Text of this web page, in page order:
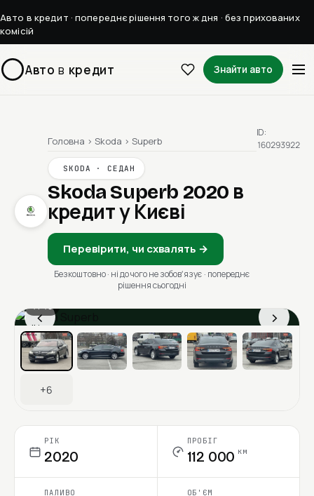
Авто в кредит · попереднє рішення того ж дня · без прихованих
комісій
Авто в кредит Знайти авто
Головна › Skoda › Superb
SKODA · СЕДАН
Skoda Superb 2020 в
кредит у Києві
Перевірити, чи схвалять →
Безкоштовно · ні до чого не зобовʼязує · попереднє
рішення сьогодні
ID:
160293922
‹ ›
1 / 13
Ціна в місяць
+6
РІК
2020
ПРОБІГ
112 000 км
ПАЛИВО ОБ'ЄМ